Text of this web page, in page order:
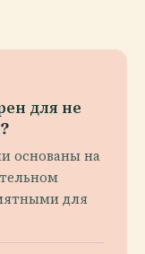
для не
основаны на
для